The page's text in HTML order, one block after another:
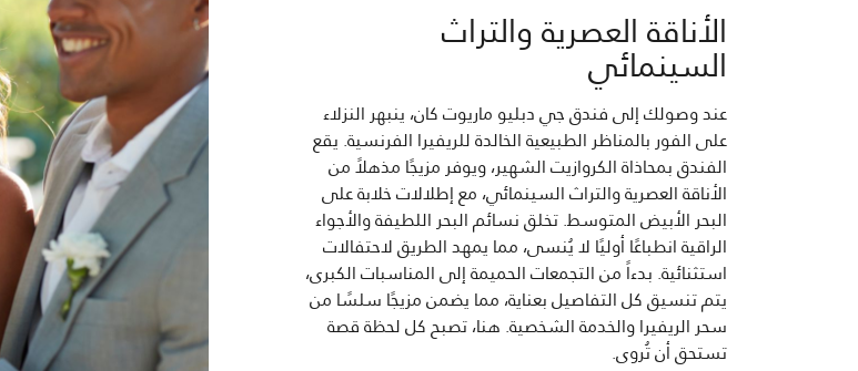
الأناقة العصرية والتراث
السينمائي
عند وصولك إلى فندق جي دبليو ماريوت كان، ينبهر النزلاء
على الفور بالمناظر الطبيعية الخالدة للريفيرا الفرنسية. يقع
الفندق بمحاذاة الكروازيت الشهير، ويوفر مزيجًا مذهلاً من
الأناقة العصرية والتراث السينمائي، مع إطلالات خلابة على
البحر الأبيض المتوسط. تخلق نسائم البحر اللطيفة والأجواء
الراقية انطباعًا أوليًا لا يُنسى، مما يمهد الطريق لاحتفالات
استثنائية. بدءاً من التجمعات الحميمة إلى المناسبات الكبرى،
يتم تنسيق كل التفاصيل بعناية، مما يضمن مزيجًا سلسًا من
سحر الريفيرا والخدمة الشخصية. هنا، تصبح كل لحظة قصة
تستحق أن تُروى.